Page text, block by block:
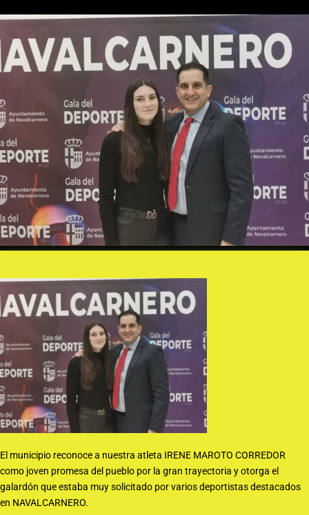
El municipio reconoce a nuestra atleta IRENE MAROTO CORREDOR
como joven promesa del pueblo por la gran trayectoria y otorga el
galardón que estaba muy solicitado por varios deportistas destacados
en NAVALCARNERO.